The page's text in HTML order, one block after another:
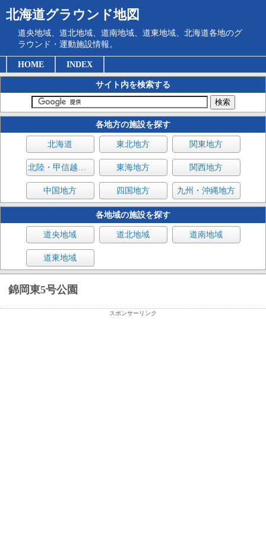
北海道グラウンド地図
道央地域、道北地域、道南地域、道東地域、北海道各地のグ
ラウンド・運動施設情報。
HOME INDEX
サイト内を検索する
各地方の施設を探す
北海道 東北地方 関東地方
北陸・甲信越地方 東海地方 関西地方
中国地方 四国地方 九州・沖縄地方
各地域の施設を探す
道央地域 道北地域 道南地域
道東地域
錦岡東5号公園
スポンサーリンク